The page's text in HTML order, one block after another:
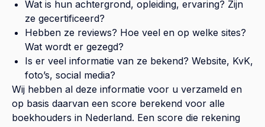
Wat is hun achtergrond, opleiding, ervaring? Zijn
ze gecertificeerd?
Hebben ze reviews? Hoe veel en op welke sites?
Wat wordt er gezegd?
Is er veel informatie van ze bekend? Website, KvK,
foto’s, social media?
Wij hebben al deze informatie voor u verzameld en
op basis daarvan een score berekend voor alle
boekhouders in Nederland. Een score die rekening